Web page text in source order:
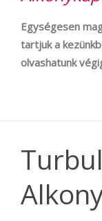
Egységesen
tartjuk a
olvashatunk